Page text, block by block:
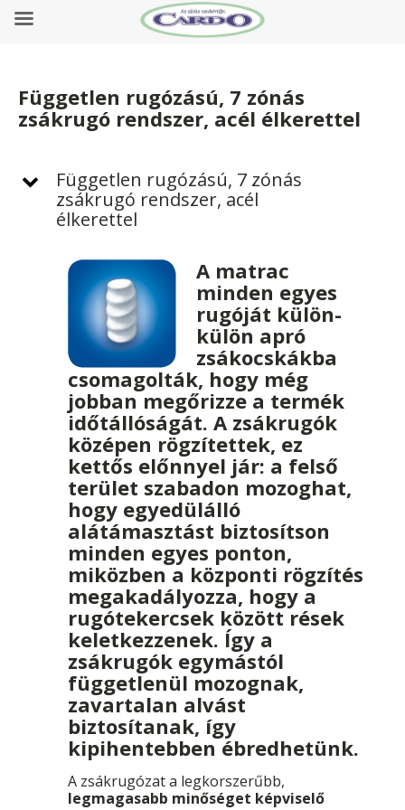
Független rugózású, 7 zónás
zsákrugó rendszer, acél élkerettel
Független rugózású, 7 zónás
zsákrugó rendszer, acél
élkerettel
A matrac
minden egyes
rugóját külön-
külön apró
zsákocskákba
csomagolták, hogy még
jobban megőrizze a termék
időtállóságát. A zsákrugók
középen rögzítettek, ez
kettős előnnyel jár: a felső
terület szabadon mozoghat,
hogy egyedülálló
alátámasztást biztosítson
minden egyes ponton,
miközben a központi rögzítés
megakadályozza, hogy a
rugótekercsek között rések
keletkezzenek. Így a
zsákrugók egymástól
függetlenül mozognak,
zavartalan alvást
biztosítanak, így
kipihentebben ébredhetünk.
A zsákrugózat a legkorszerűbb,
legmagasabb minőséget képviselő